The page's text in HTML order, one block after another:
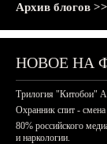
Архив блогов >>
НОВОЕ НА
Трилогия "Китобои"
Охранник спит - смена
80% российского
и наркологии.